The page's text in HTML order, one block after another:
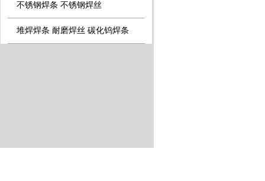
不锈钢焊条 不锈钢焊丝
堆焊焊条 耐磨焊丝 碳化钨焊条